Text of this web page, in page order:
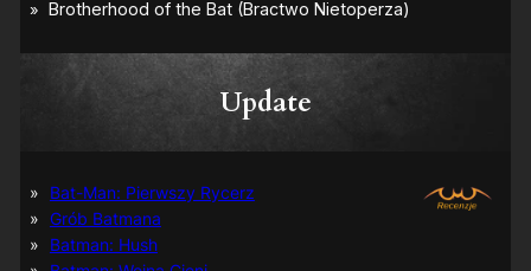
Update
Bat-Man: Pierwszy Rycerz
Grób Batmana
Batman: Hush